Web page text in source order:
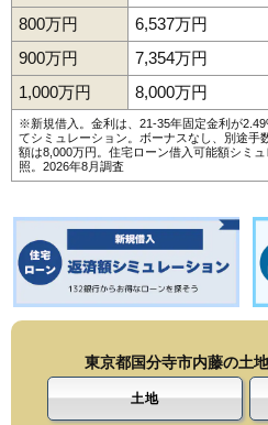
800万円
6,537万円
900万円
7,354万円
1,000万円
8,000万円
※新規借入。金利は、21-35年固定金利が
てシミュレーション。ボーナスなし、別途手
額は8,000万円。 住宅ローン借入可能額シミュ
照。2026年8月調査
東京都国分寺市内藤の土
土地